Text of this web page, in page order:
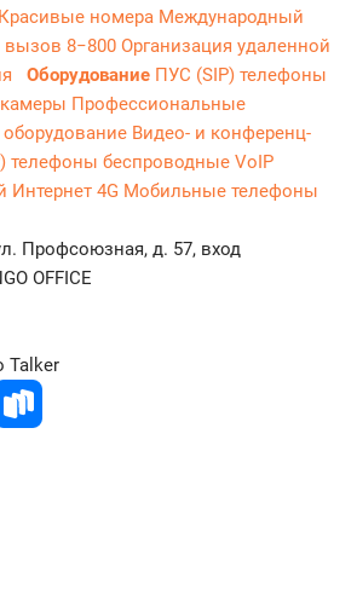
Красивые номера Международный
8−800 Организация удаленной
Оборудование ПУС (SIP) телефоны
Профессиональные
Видео- и конференц-
телефоны беспроводные VoIP
4G Мобильные телефоны
Профсоюзная, д. 57, вход
OFFICE
Talker